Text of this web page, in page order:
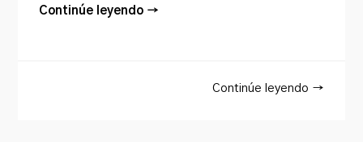
Continúe leyendo →
Continúe leyendo →